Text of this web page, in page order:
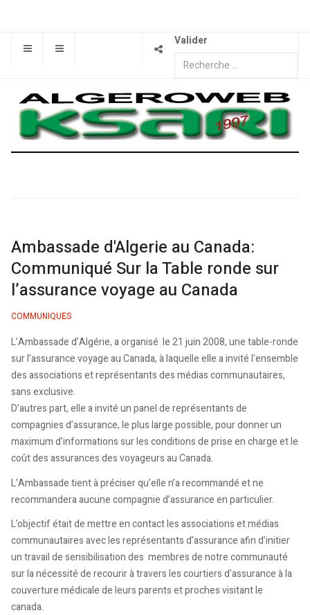
Valider
Ambassade d'Algerie au Canada:
Communiqué Sur la Table ronde sur
l’assurance voyage au Canada
COMMUNIQUES
L’Ambassade d’Algérie, a organisé le 21 juin 2008, une table-ronde
sur l’assurance voyage au Canada, à laquelle elle a invité l’ensemble
des associations et représentants des médias communautaires,
sans exclusive.
D’autres part, elle a invité un panel de représentants de
compagnies d’assurance, le plus large possible, pour donner un
maximum d’informations sur les conditions de prise en charge et le
coût des assurances des voyageurs au Canada.
L’Ambassade tient à préciser qu’elle n’a recommandé et ne
recommandera aucune compagnie d’assurance en particulier.
L’objectif était de mettre en contact les associations et médias
communautaires avec les représentants d’assurance afin d’initier
un travail de sensibilisation des membres de notre communauté
sur la nécessité de recourir à travers les courtiers d’assurance à la
couverture médicale de leurs parents et proches visitant le
canada.